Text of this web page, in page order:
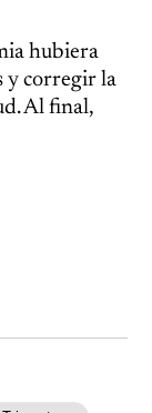
hubiera
y corregir la
Al final,